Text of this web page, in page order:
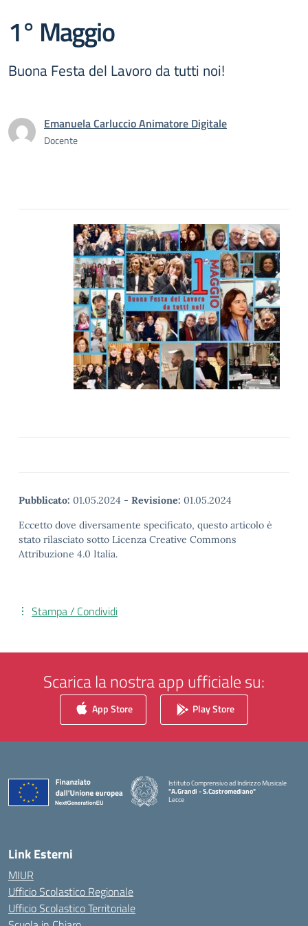
1° Maggio
Buona Festa del Lavoro da tutti noi!
Emanuela Carluccio Animatore Digitale
Docente
Pubblicato: 01.05.2024 - Revisione: 01.05.2024
Eccetto dove diversamente specificato, questo articolo è
stato rilasciato sotto Licenza Creative Commons
Attribuzione 4.0 Italia.
Stampa / Condividi
Scarica la nostra app ufficiale su:
App Store Play Store
Istituto Comprensivo ad Indirizzo Musicale
"A.Grandi - S.Castromediano"
Lecce
Link Esterni
MIUR
Ufficio Scolastico Regionale
Ufficio Scolastico Territoriale